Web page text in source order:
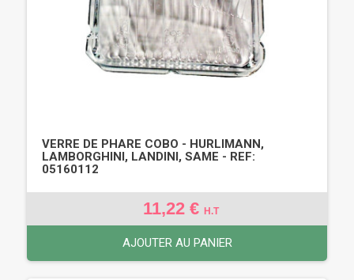
VERRE DE PHARE COBO - HURLIMANN,
LAMBORGHINI, LANDINI, SAME - REF:
05160112
11,22 € H.T
AJOUTER AU PANIER